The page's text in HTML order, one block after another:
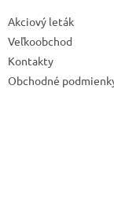
Akciový leták
Veľkoobchod
Kontakty
Obchodné